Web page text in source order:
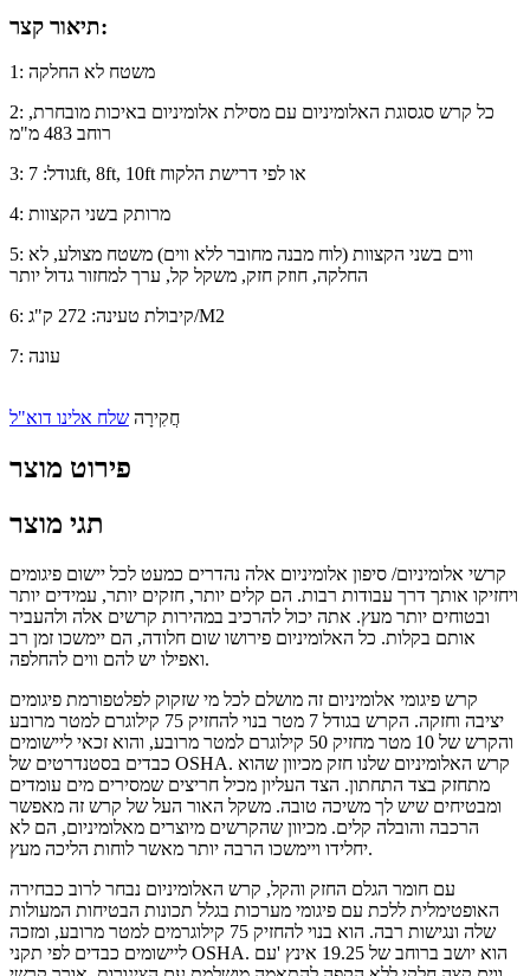
תיאור קצר:
1: משטח לא החלקה
2: כל קרש סגסוגת האלומיניום עם מסילת אלומיניום באיכות מובחרת,
רוחב 483 מ"מ
3: גודל: 7ft, 8ft, 10ft או לפי דרישת הלקוח
4: מרותק בשני הקצוות
5: ווים בשני הקצוות (לוח מבנה מחובר ללא ווים) משטח מצולע, לא
החלקה, חוזק חזק, משקל קל, ערך למחזור גדול יותר
6: קיבולת טעינה: 272 ק"ג/M2
7: עונה
חֲקִירָה שלח אלינו דוא"ל
פירוט מוצר
תגי מוצר
קרשי אלומיניום/ סיפון אלומיניום אלה נהדרים כמעט לכל יישום פיגומים
ויחזיקו אותך דרך עבודות רבות. הם קלים יותר, חזקים יותר, עמידים יותר
ובטוחים יותר מעץ. אתה יכול להרכיב במהירות קרשים אלה ולהעביר
אותם בקלות. כל האלומיניום פירושו שום חלודה, הם יימשכו זמן רב
ואפילו יש להם ווים להחלפה.
קרש פיגומי אלומיניום זה מושלם לכל מי שזקוק לפלטפורמת פיגומים
יציבה וחזקה. הקרש בגודל 7 מטר בנוי להחזיק 75 קילוגרם למטר מרובע
והקרש של 10 מטר מחזיק 50 קילוגרם למטר מרובע, והוא זכאי ליישומים
כבדים בסטנדרטים של OSHA. קרש האלומיניום שלנו חזק מכיוון שהוא
מתחזק בצד התחתון. הצד העליון מכיל חריצים שמסירים מים עומדים
ומבטיחים שיש לך משיכה טובה. משקל האור העל של קרש זה מאפשר
הרכבה והובלה קלים. מכיוון שהקרשים מיוצרים מאלומיניום, הם לא
יחלידו ויימשכו הרבה יותר מאשר לוחות הליכה מעץ.
עם חומר הגלם החזק והקל, קרש האלומיניום נבחר לרוב כבחירה
האופטימלית ללכת עם פיגומי מערכות בגלל תכונות הבטיחות המעולות
שלה ונגישות רבה. הוא בנוי להחזיק 75 קילוגרמים למטר מרובע, ומזכה
ליישומים כבדים לפי תקני OSHA. הוא יושב ברוחב של 19.25 אינץ 'עם